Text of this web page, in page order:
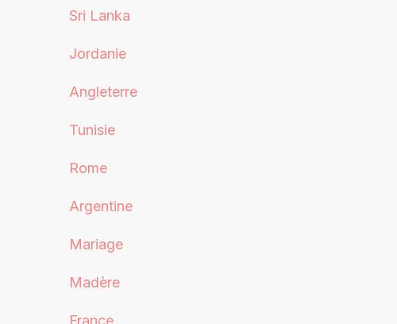
Sri Lanka
Jordanie
Angleterre
Tunisie
Rome
Argentine
Mariage
Madère
France